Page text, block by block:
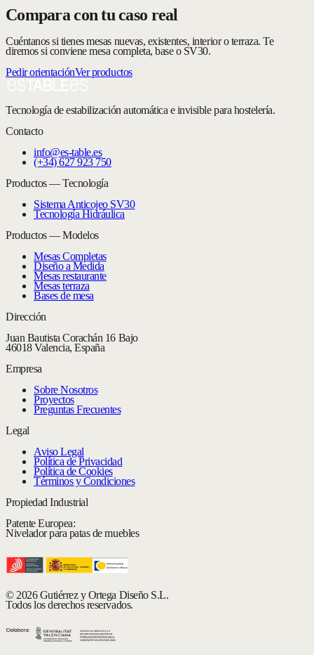
Compara con tu caso real
Cuéntanos si tienes mesas nuevas, existentes, interior o terraza. Te
diremos si conviene mesa completa, base o SV30.
Pedir orientaciónVer productos
Tecnología de estabilización automática e invisible para hostelería.
Contacto
info@es-table.es
(+34) 627 923 750
Productos — Tecnología
Sistema Anticojeo SV30
Tecnología Hidráulica
Productos — Modelos
Mesas Completas
Diseño a Medida
Mesas restaurante
Mesas terraza
Bases de mesa
Dirección
Juan Bautista Corachán 16 Bajo
46018 Valencia, España
Empresa
Sobre Nosotros
Proyectos
Preguntas Frecuentes
Legal
Aviso Legal
Política de Privacidad
Política de Cookies
Términos y Condiciones
Propiedad Industrial
Patente Europea:
Nivelador para patas de muebles
© 2026 Gutiérrez y Ortega Diseño S.L.
Todos los derechos reservados.